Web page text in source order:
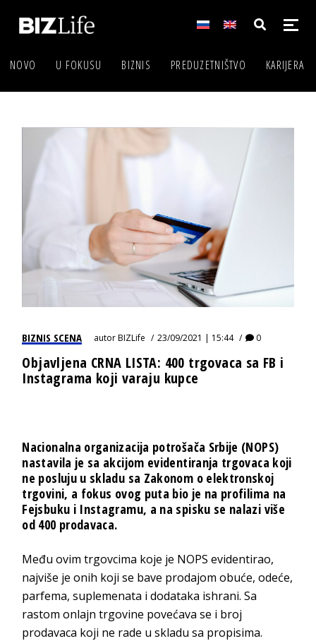
NOVO U FOKUSU BIZNIS PREDUZETNIŠTVO KARIJERA
BIZNIS SCENA autorBIZLife 23/09/2021 | 15:44 0
Objavljena CRNA LISTA: 400 trgovaca sa FB i
Instagrama koji varaju kupce
Nacionalna organizacija potrošača Srbije (NOPS)
nastavila je sa akcijom evidentiranja trgovaca koji
ne posluju u skladu sa Zakonom o elektronskoj
trgovini, a fokus ovog puta bio je na profilima na
Fejsbuku i Instagramu, a na spisku se nalazi više
od 400 prodavaca.
Među ovim trgovcima koje je NOPS evidentirao,
najviše je onih koji se bave prodajom obuće, odeće,
parfema, suplemenata i dodataka ishrani. Sa
rastom onlajn trgovine povećava se i broj
prodavaca koji ne rade u skladu sa propisima.